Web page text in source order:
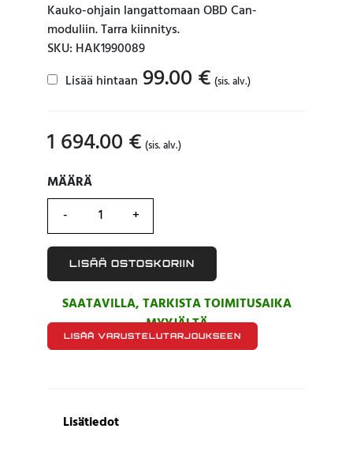
Kauko-ohjain langattomaan OBD Can-
moduliin. Tarra kiinnitys.
SKU: HAK1990089
Lisää hintaan 99.00 € (sis. alv.)
1 694.00 € (sis. alv.)
MÄÄRÄ
MÄÄRÄ
LISÄÄ OSTOSKORIIN
SAATAVILLA, TARKISTA TOIMITUSAIKA
MYYJÄLTÄ
LISÄÄ VARUSTELUTARJOUKSEEN
Lisätiedot